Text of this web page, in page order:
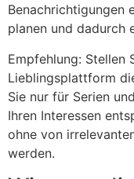
Benachrichtigungen
planen und dadurch
Empfehlung: Stellen
Lieblingsplattform
Sie nur für Serien
Ihren Interessen
ohne von
werden.